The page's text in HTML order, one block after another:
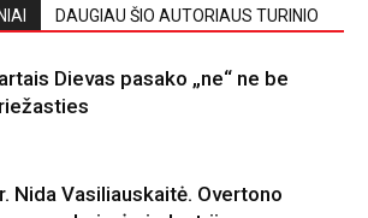
DAUGIAU ŠIO AUTORIAUS TURINIO
Dievas pasako „ne“ ne be
Nida Vasiliauskaitė. Overtono